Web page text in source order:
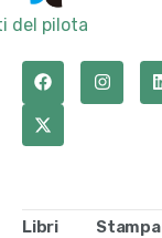
del pilota
Libri
Stampa